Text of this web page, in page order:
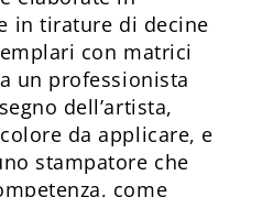
in tirature di decine
con matrici
un professionista
dell’artista,
da applicare, e
stampatore che
come